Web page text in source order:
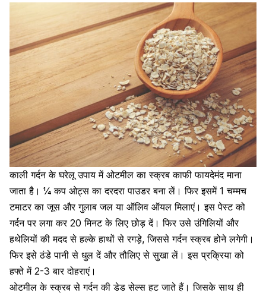
काली गर्दन के घरेलू उपाय में ओटमील का स्क्रब काफी फायदेमंद माना
जाता है। ¼ कप ओट्स का दरदरा पाउडर बना लें। फिर इसमें 1 चम्मच
टमाटर का जूस और गुलाब जल या ऑलिव ऑयल मिलाएं। इस पेस्ट को
गर्दन पर लगा कर 20 मिनट के लिए छोड़ दें। फिर उसे उंगिलियों और
हथेलियों की मदद से हल्के हाथों से रगड़े, जिससे गर्दन स्क्रब होने लगेगी।
फिर इसे ठंडे पानी से धुल दें और तौलिए से सुखा लें। इस प्रक्रिया को
हफ्ते में 2-3 बार दोहराएं।
ओटमील के स्क्रब से गर्दन की डेड सेल्स हट जाते हैं। जिसके साथ ही